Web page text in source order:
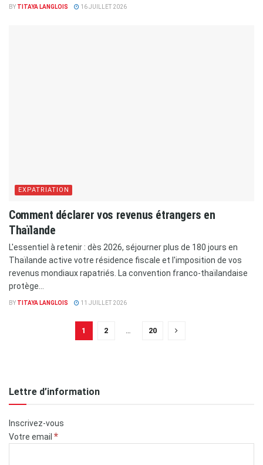
BY TITAYA LANGLOIS 16 JUILLET 2026
EXPATRIATION
Comment déclarer vos revenus étrangers en
Thaïlande
L'essentiel à retenir : dès 2026, séjourner plus de 180 jours en
Thaïlande active votre résidence fiscale et l'imposition de vos
revenus mondiaux rapatriés. La convention franco-thaïlandaise
protège...
BY TITAYA LANGLOIS 11 JUILLET 2026
1 2 … 20
Lettre d’information
Inscrivez-vous
Votre email *